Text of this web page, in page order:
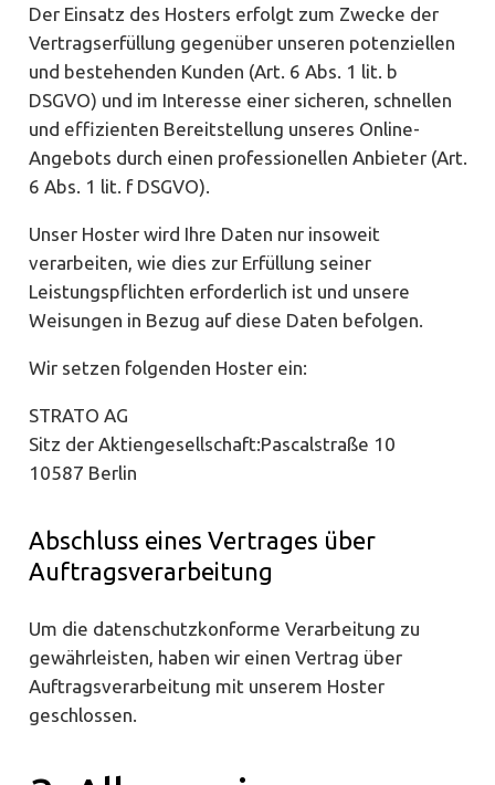
Der Einsatz des Hosters erfolgt zum Zwecke der
Vertragserfüllung gegenüber unseren potenziellen
und bestehenden Kunden (Art. 6 Abs. 1 lit. b
DSGVO) und im Interesse einer sicheren, schnellen
und effizienten Bereitstellung unseres Online-
Angebots durch einen professionellen Anbieter (Art.
6 Abs. 1 lit. f DSGVO).
Unser Hoster wird Ihre Daten nur insoweit
verarbeiten, wie dies zur Erfüllung seiner
Leistungspflichten erforderlich ist und unsere
Weisungen in Bezug auf diese Daten befolgen.
Wir setzen folgenden Hoster ein:
STRATO AG
Sitz der Aktiengesellschaft:Pascalstraße 10
10587 Berlin
Abschluss eines Vertrages über
Auftragsverarbeitung
Um die datenschutzkonforme Verarbeitung zu
gewährleisten, haben wir einen Vertrag über
Auftragsverarbeitung mit unserem Hoster
geschlossen.